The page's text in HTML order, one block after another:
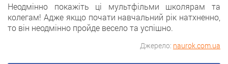
Неодмінно покажіть ці мультфільми школярам та
колегам! Адже якщо почати навчальний рік натхненно,
то він неодмінно пройде весело та успішно.
Джерело: naurok.com.ua